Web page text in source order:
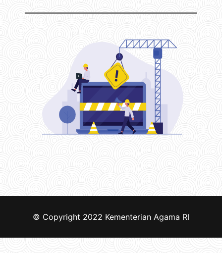
© Copyright 2022 Kementerian Agama RI